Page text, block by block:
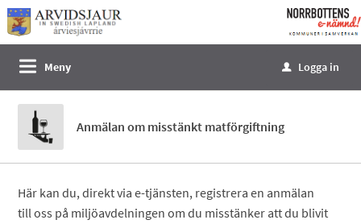
Välkommen
till
tjänster
Norrbottens
enämnd
Meny u Logga in
Anmälan om misstänkt matförgiftning
Här kan du, direkt via e-tjänsten, registrera en anmälan
till oss på miljöavdelningen om du misstänker att du blivit